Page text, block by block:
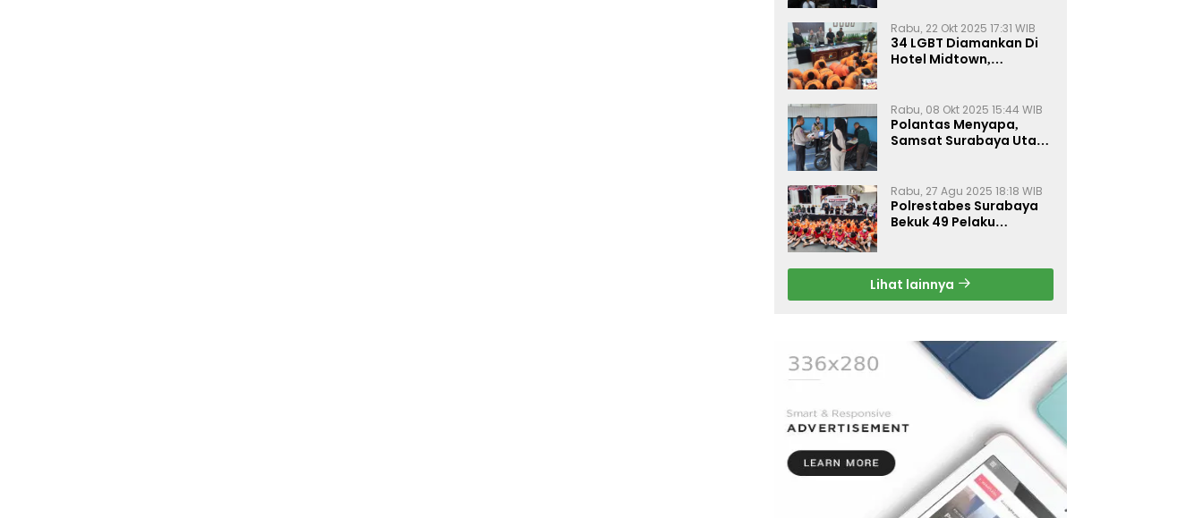
Rabu, 22 Okt 2025 17:31 WIB
34 LGBT Diamankan Di
Hotel Midtown,
Rabu, 08 Okt 2025 15:44 WIB
Polantas Menyapa,
Samsat Surabaya Utara
Rabu, 27 Agu 2025 18:18 WIB
Polrestabes Surabaya
Bekuk 49 Pelaku
Gratis
Lihat lainnya